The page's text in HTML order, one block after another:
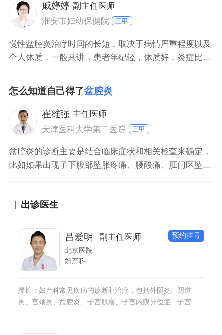
戚婷婷 副主任医师
淮安市妇幼保健院
三甲
慢性盆腔炎治疗时间的长短，取决于病情严重程度以及
个人体质，一般来讲，患者年纪轻，体质好，炎症比较
比较重的情况下，特别是形成盆腔囊肿时，需要坚持用
药至半年左右才能痊愈。得了慢性盆腔炎以后，一定要
到正规医院进行检查，及早的进行治疗。
怎么知道自己得了盆腔炎
崔维强 主任医师
天津医科大学第二医院
三甲
盆腔炎的诊断主要是结合临床症状和相关检查来确定，
比如如果出现了下腹部坠胀疼痛、腰酸痛、肛门区坠痛
盆腔炎一般建议服用活血化瘀、清热中药来调理，也可
出诊医生
吕爱明 副主任医师
北京医院
妇产科
预约挂号
擅长：妇产科常见疾病的诊断和治疗，包括外阴炎、阴道
炎、宫颈炎、盆腔炎、子宫肌瘤、子宫内膜异位症、子宫内